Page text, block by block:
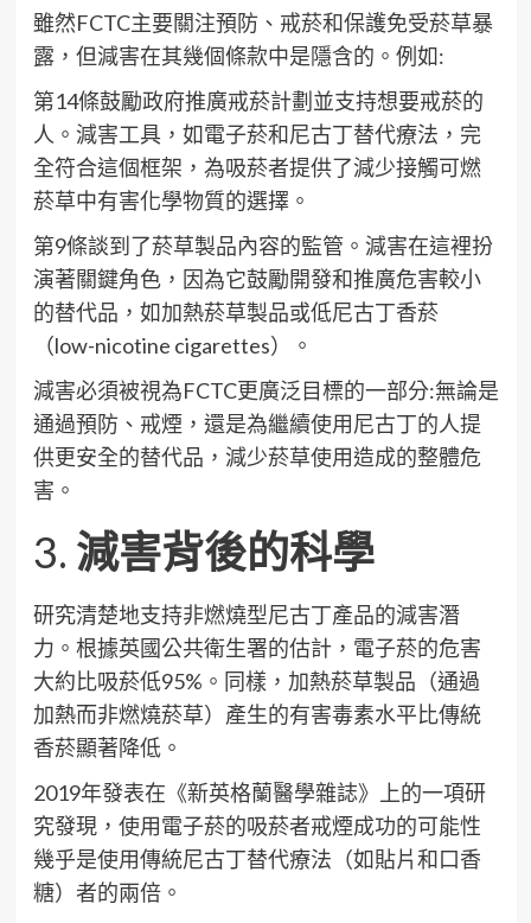
雖然FCTC主要關注預防、戒菸和保護免受菸草暴
露，但減害在其幾個條款中是隱含的。例如:
第14條鼓勵政府推廣戒菸計劃並支持想要戒菸的
人。減害工具，如電子菸和尼古丁替代療法，完
全符合這個框架，為吸菸者提供了減少接觸可燃
菸草中有害化學物質的選擇。
第9條談到了菸草製品內容的監管。減害在這裡扮
演著關鍵角色，因為它鼓勵開發和推廣危害較小
的替代品，如加熱菸草製品或低尼古丁香菸
（low-nicotine cigarettes）。
減害必須被視為FCTC更廣泛目標的一部分:無論是
通過預防、戒煙，還是為繼續使用尼古丁的人提
供更安全的替代品，減少菸草使用造成的整體危
害。
3. 減害背後的科學
研究清楚地支持非燃燒型尼古丁產品的減害潛
力。根據英國公共衛生署的估計，電子菸的危害
大約比吸菸低95%。同樣，加熱菸草製品（通過
加熱而非燃燒菸草）產生的有害毒素水平比傳統
香菸顯著降低。
2019年發表在《新英格蘭醫學雜誌》上的一項研
究發現，使用電子菸的吸菸者戒煙成功的可能性
幾乎是使用傳統尼古丁替代療法（如貼片和口香
糖）者的兩倍。